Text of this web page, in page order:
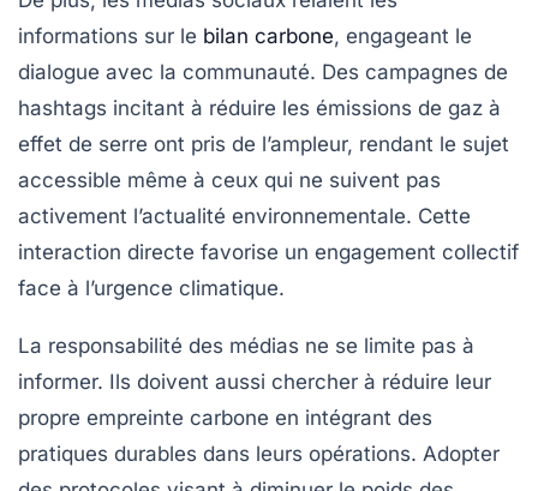
informations sur le bilan carbone, engageant le
dialogue avec la communauté. Des campagnes de
hashtags incitant à réduire les émissions de gaz à
effet de serre ont pris de l’ampleur, rendant le sujet
accessible même à ceux qui ne suivent pas
activement l’actualité environnementale. Cette
interaction directe favorise un engagement collectif
face à l’urgence climatique.
La responsabilité des médias ne se limite pas à
informer. Ils doivent aussi chercher à réduire leur
propre empreinte carbone en intégrant des
pratiques durables dans leurs opérations. Adopter